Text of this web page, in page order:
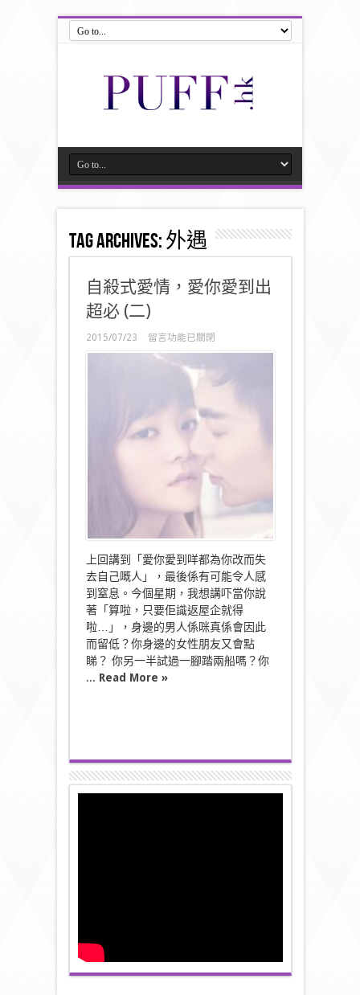
Tag Archives:外遇
自殺式愛情，愛你愛到出
超必 (二)
2015/07/23
在
〈自
愛
你
留言功能已關閉
上回講到「愛你愛到咩都為你改而失
去自己嘅人」，最後係有可能令人感
到窒息。今個星期，我想講吓當你說
著「算啦，只要佢識返屋企就得
啦…」，身邊的男人係咪真係會因此
而留低？你身邊的女性朋友又會點
睇？ 你另一半試過一腳踏兩船嗎？你
... Read More »